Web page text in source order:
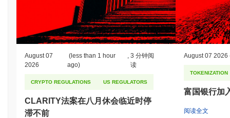
August 07
2026
(less than 1 hour
ago)
,3 分钟阅
读
CRYPTO REGULATIONS US REGULATORS
CLARITY法案在八月休会临近时停
滞不前
August 07 2026
TOKENIZATION
富国银行加
阅读全文